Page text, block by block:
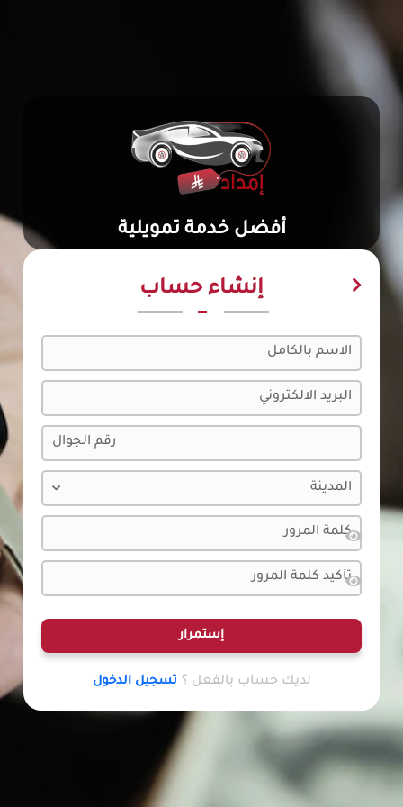
إنشاء حساب
إستمرار
لديك حساب بالفعل ؟ تسجيل الدخول
أفضل خدمة تمويلية